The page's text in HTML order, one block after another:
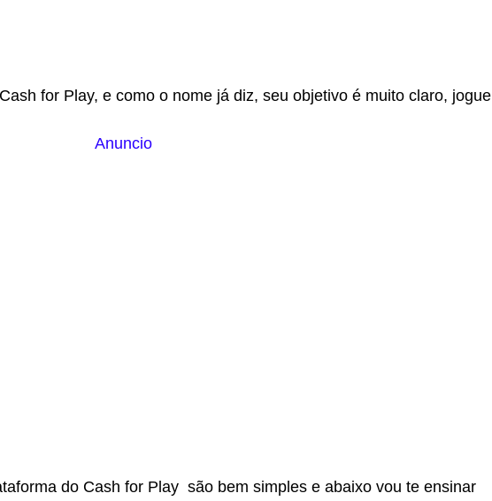
for Play, e como o nome já diz, seu objetivo é muito claro, jogue
Anuncio
do Cash for Play são bem simples e abaixo vou te ensinar